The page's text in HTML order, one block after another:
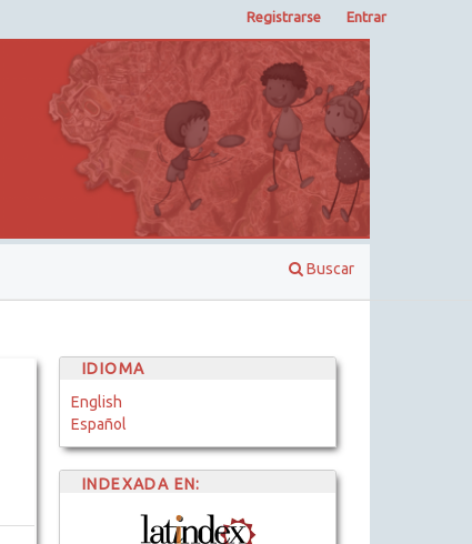
Buscar
Registrarse Entrar
IDIOMA
English
Español
INDEXADA EN: